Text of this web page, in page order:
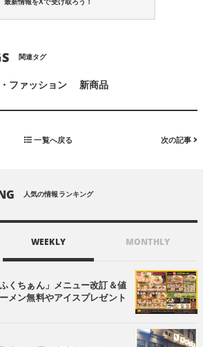
最新情報をXで受け取ろう！
関連タグ
ファッション 新商品
一覧へ戻る 次の記事
人気の情報ランキング
WEEKLY MONTHLY
くちぁん」メニュー改訂＆値
メン無料やアイスプレゼント